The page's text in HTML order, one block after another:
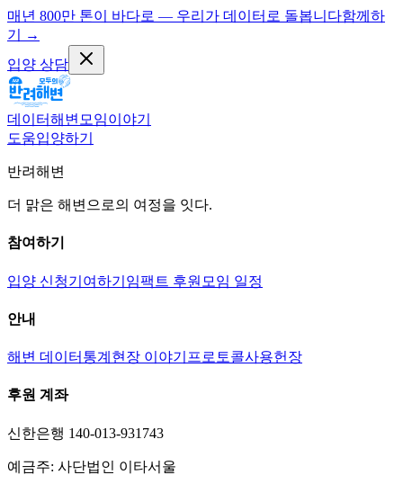
매년 800만 톤이 바다로 — 우리가 데이터로 돌봅니다함께하
기
→
입양 상담
데이터해변 모임이야기
도움입양하기
반려해변
더 맑은 해변으로의 여정을 잇다.
참여하기
입양 신청기여하기 임팩트 후원 모임 일정
안내
해변 데이터 통계 현장 이야기 프로토콜사용헌장
후원 계좌
신한은행 140-013-931743
예금주: 사단법인 이타서울